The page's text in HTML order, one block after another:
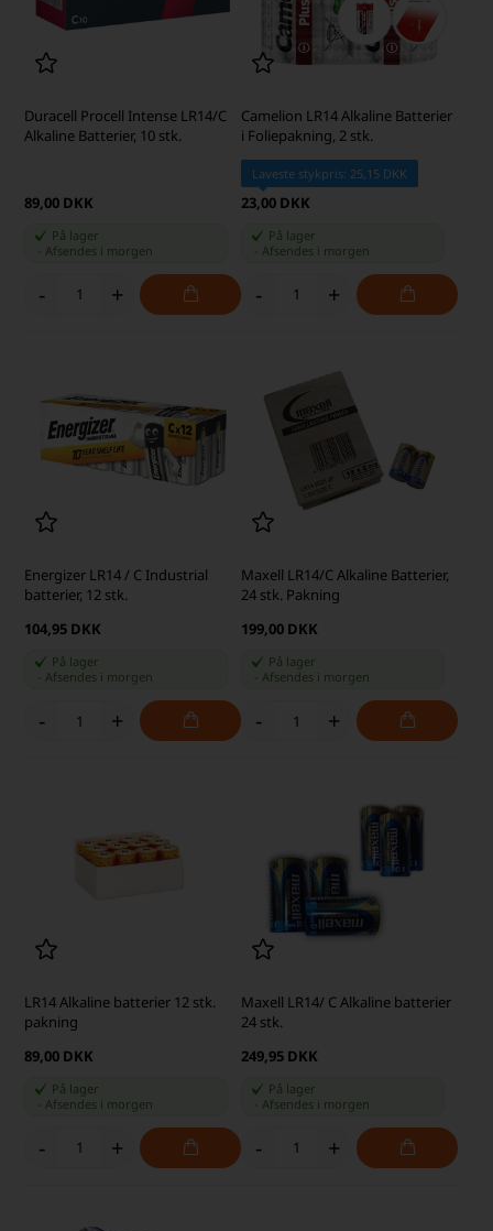
Duracell Procell Intense LR14/C
Alkaline Batterier, 10 stk.
89,00 DKK
På lager
Afsendes i morgen
- +
Camelion LR14 Alkaline Batterier
i Foliepakning, 2 stk.
Laveste stykpris: 25,15 DKK
23,00 DKK
På lager
Afsendes i morgen
- +
Energizer LR14 / C Industrial
batterier, 12 stk.
104,95 DKK
På lager
-Afsendes i morgen
- +
Maxell LR14/C Alkaline Batterier,
24 stk. Pakning
199,00 DKK
På lager
Afsendes i morgen
- +
LR14 Alkaline batterier 12 stk.
pakning
89,00 DKK
På lager
Afsendes i morgen
- +
Maxell LR14/ C Alkaline batterier
24 stk.
249,95 DKK
På lager
Afsendes i morgen
- +